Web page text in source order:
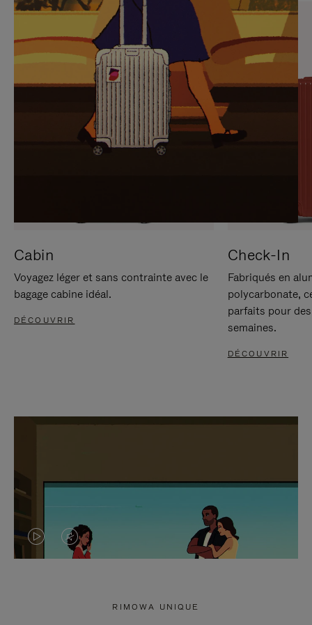
SUR
POUR
METTRE
PAUSE
VEUILLEZ
CLIQUER
POUR
RÉACTIVER
LE
SON
Cabin
Voyagez léger et sans contrainte avec le
bagage cabine idéal.
DÉCOUVRIR
Check-In
Fabriqués en
polycarbonate,
parfaits pour
semaines.
DÉCOUVRIR
LA LE
RIMOWA UNIQUE